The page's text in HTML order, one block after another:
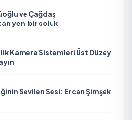
ve Çağdaş
yeni bir soluk
Kamera Sistemleri Üst Düzey
Sevilen Sesi: Ercan Şimşek